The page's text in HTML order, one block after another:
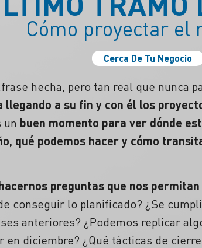
Cómo proyectar el
Cerca De Tu Negocio
hecha, pero tan real que nunca
llegando a su fin y con él los
un buen momento para ver dónde
qué podemos hacer y cómo
preguntas que nos
conseguir lo planificado? ¿Se
anteriores? ¿Podemos replicar
diciembre? ¿Qué tácticas de